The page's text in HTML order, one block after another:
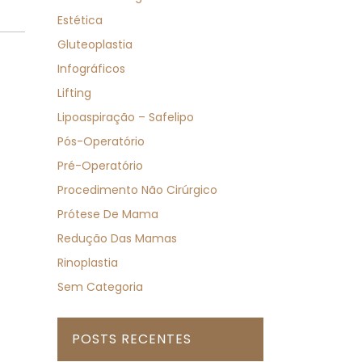
Estética
Gluteoplastia
Infográficos
Lifting
Lipoaspiração – Safelipo
Pós-Operatório
Pré-Operatório
Procedimento Não Cirúrgico
Prótese De Mama
Redução Das Mamas
Rinoplastia
Sem Categoria
POSTS RECENTES